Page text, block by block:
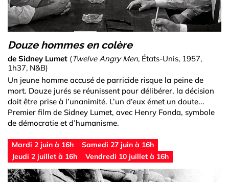
Douze hommes en colère
de Sidney Lumet (Twelve Angry Men, États-Unis, 1957,
1h37, N&B)
Un jeune homme accusé de parricide risque la peine de
mort. Douze jurés se réunissent pour délibérer, la décision
doit être prise à l’unanimité. L’un d’eux émet un doute...
Premier film de Sidney Lumet, avec Henry Fonda, symbole
de démocratie et d’humanisme.
Mardi 2 juin à 16h
Samedi 27 juin à 16h
Jeudi 2 juillet à 16h
Vendredi 10 juillet à 16h